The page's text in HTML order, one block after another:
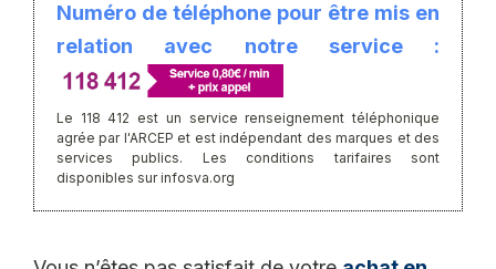
Numéro de téléphone pour être mis en
relation avec notre service :
Le 118 412 est un service renseignement téléphonique
agrée par l'ARCEP et est indépendant des marques et des
services publics. Les conditions tarifaires sont
disponibles sur infosva.org